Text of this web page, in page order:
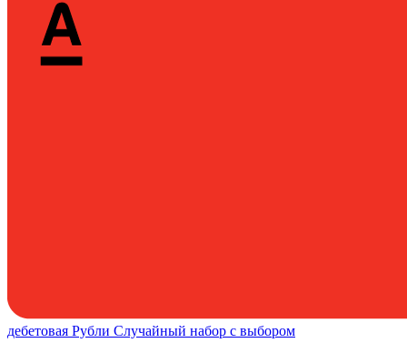
дебетовая Рубли Случайный набор с выбором